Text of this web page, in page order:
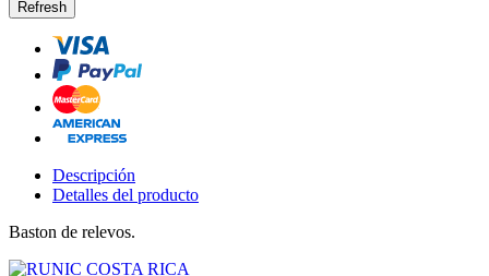
Descripción
Detalles del producto
Baston de relevos.